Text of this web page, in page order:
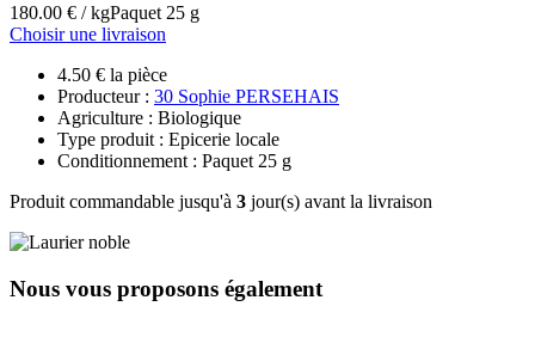
180.00 € / kgPaquet 25 g
Choisir une livraison
4.50 € la pièce
Producteur : 30 Sophie PERSEHAIS
Agriculture : Biologique
Type produit : Epicerie locale
Conditionnement : Paquet 25 g
Produit commandable jusqu'à 3 jour(s) avant la livraison
Nous vous proposons également